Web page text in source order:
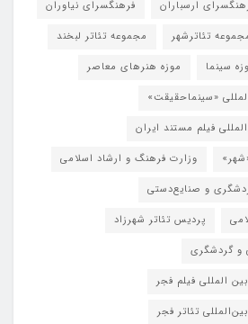
ارسباران
فرهنگسرای نیاوران
تئاترشهر
مجموعه تئاتر لبخند
سینما
موزه هنرهای معاصر
«سینماحقیقت»
فیلم مستند ایران
وزارت فرهنگ و ارشاد اسلامی
و صنایع‌دستی
پردیس تئاتر شهرزاد
و گردشگری
المللی فیلم فجر
تئاتر فجر